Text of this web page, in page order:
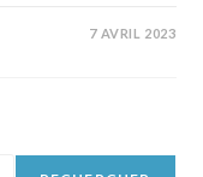
7 AVRIL 2023